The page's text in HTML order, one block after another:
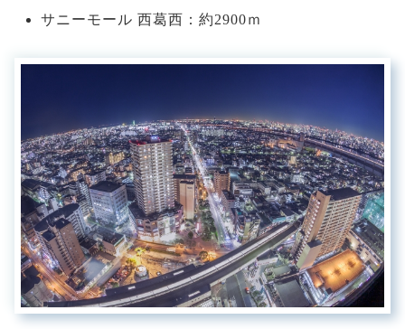
サニーモール 西葛西：約2900ｍ